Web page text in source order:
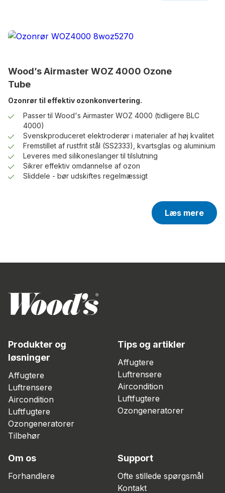
Wood’s Airmaster WOZ 4000 Ozone
Tube
Ozonrør til effektiv ozonkonvertering.
Passer til Wood's Airmaster WOZ 4000 (tidligere BLC
4000)
Svenskproduceret elektroderør i materialer af høj kvalitet
Fremstillet af rustfrit stål (SS2333), kvartsglas og aluminium
Leveres med silikoneslanger til tilslutning
Sikrer effektiv omdannelse af ozon
Sliddele - bør udskiftes regelmæssigt
Læs mere
Produkter og
løsninger
Affugtere
Luftrensere
Aircondition
Luftfugtere
Ozongeneratorer
Tilbehør
Tips og artikler
Affugtere
Luftrensere
Aircondition
Luftfugtere
Ozongeneratorer
Om os
Forhandlere
Support
Ofte stillede spørgsmål
Kontakt